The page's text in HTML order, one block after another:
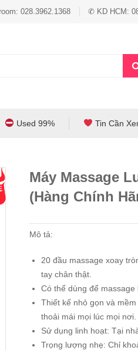
028.3962.1368 ✆ KD HCM:
Used 99% Tin Cần
Máy Massage
(Hàng Chính
Mô tả:
20 đầu massage xoay
tay chân thật.
Có thể dùng để massage
Thiết kế nhỏ gọn và
thoải mái mọi lúc mọi nơi.
Sử dụng linh hoạt: Tại
Trọng lượng nhẹ: Chỉ